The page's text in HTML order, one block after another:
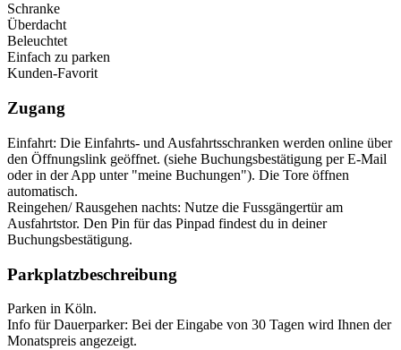
Schranke
Überdacht
Beleuchtet
Einfach zu parken
Kunden-Favorit
Zugang
Einfahrt: Die Einfahrts- und Ausfahrtsschranken werden online über
den Öffnungslink geöffnet. (siehe Buchungsbestätigung per E-Mail
oder in der App unter "meine Buchungen"). Die Tore öffnen
automatisch.
Reingehen/ Rausgehen nachts: Nutze die Fussgängertür am
Ausfahrtstor. Den Pin für das Pinpad findest du in deiner
Buchungsbestätigung.
Parkplatzbeschreibung
Parken in Köln.
Info für Dauerparker: Bei der Eingabe von 30 Tagen wird Ihnen der
Monatspreis angezeigt.